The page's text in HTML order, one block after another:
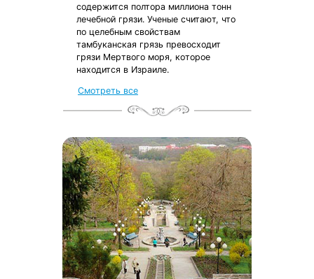
содержится полтора миллиона тонн
лечебной грязи. Ученые считают, что
по целебным свойствам
тамбуканская грязь превосходит
грязи Мертвого моря, которое
находится в Израиле.
Смотреть все